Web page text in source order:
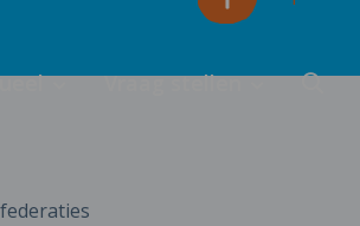
Vraag stellen